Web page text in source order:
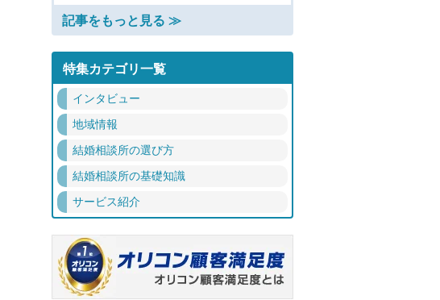
記事をもっと見る ≫
特集カテゴリ一覧
インタビュー
地域情報
結婚相談所の選び方
結婚相談所の基礎知識
サービス紹介